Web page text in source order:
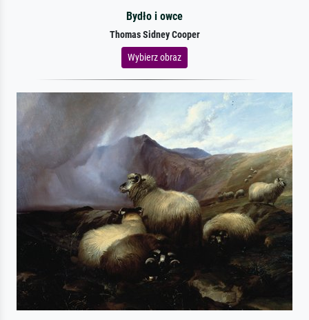
Bydło i owce
Thomas Sidney Cooper
Wybierz obraz